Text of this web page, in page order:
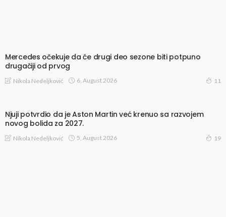
Mercedes očekuje da će drugi deo sezone biti potpuno
drugačiji od prvog
Nikola Nedeljković 6, August 2026 11
Njuji potvrdio da je Aston Martin već krenuo sa razvojem
novog bolida za 2027.
Nikola Nedeljković 5, August 2026 19